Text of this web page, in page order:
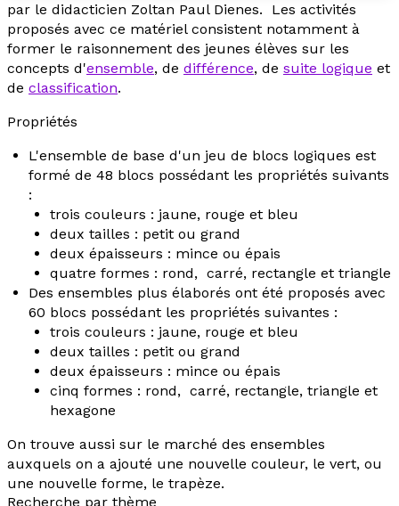
par le didacticien Zoltan Paul Dienes. Les activités
proposés avec ce matériel consistent notamment à
former le raisonnement des jeunes élèves sur les
concepts d'ensemble, de différence, de suite logique et
de classification.
Propriétés
L'ensemble de base d'un jeu de blocs logiques est
formé de 48 blocs possédant les propriétés suivants
:
trois couleurs : jaune, rouge et bleu
deux tailles : petit ou grand
deux épaisseurs : mince ou épais
quatre formes : rond, carré, rectangle et triangle
Des ensembles plus élaborés ont été proposés avec
60 blocs possédant les propriétés suivantes :
trois couleurs : jaune, rouge et bleu
deux tailles : petit ou grand
deux épaisseurs : mince ou épais
cinq formes : rond, carré, rectangle, triangle et
hexagone
On trouve aussi sur le marché des ensembles
auxquels on a ajouté une nouvelle couleur, le vert, ou
une nouvelle forme, le trapèze.
Recherche par thème